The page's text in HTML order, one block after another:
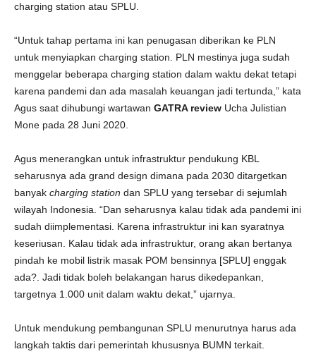
charging station atau SPLU.
“Untuk tahap pertama ini kan penugasan diberikan ke PLN
untuk menyiapkan charging station. PLN mestinya juga sudah
menggelar beberapa charging station dalam waktu dekat tetapi
karena pandemi dan ada masalah keuangan jadi tertunda,” kata
Agus saat dihubungi wartawan GATRA review Ucha Julistian
Mone pada 28 Juni 2020.
Agus menerangkan untuk infrastruktur pendukung KBL
seharusnya ada grand design dimana pada 2030 ditargetkan
banyak charging station dan SPLU yang tersebar di sejumlah
wilayah Indonesia. “Dan seharusnya kalau tidak ada pandemi ini
sudah diimplementasi. Karena infrastruktur ini kan syaratnya
keseriusan. Kalau tidak ada infrastruktur, orang akan bertanya
pindah ke mobil listrik masak POM bensinnya [SPLU] enggak
ada?. Jadi tidak boleh belakangan harus dikedepankan,
targetnya 1.000 unit dalam waktu dekat,” ujarnya.
Untuk mendukung pembangunan SPLU menurutnya harus ada
langkah taktis dari pemerintah khususnya BUMN terkait.